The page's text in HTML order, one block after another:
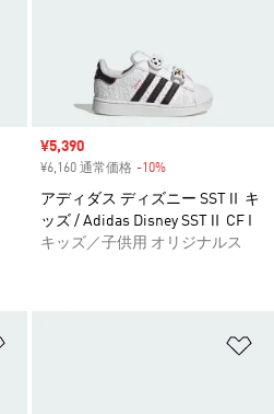
セール価格
¥5,390
¥6,160 通常価格 -10%
アディダス ディズニー SSTⅡ キ
ッズ / Adidas Disney SSTⅡ CF I
キッズ／子供用 オリジナルス